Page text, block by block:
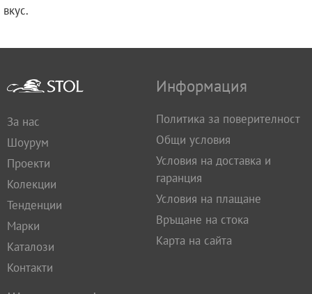
вкус.
За нас
Шоурум
Проекти
Колекции
Тенденции
Марки
Каталози
Контакти
Информация
Политика за поверителност
Общи условия
Условия на доставка и
гаранция
Условия на плащане
Връщане на стока
Карта на сайта